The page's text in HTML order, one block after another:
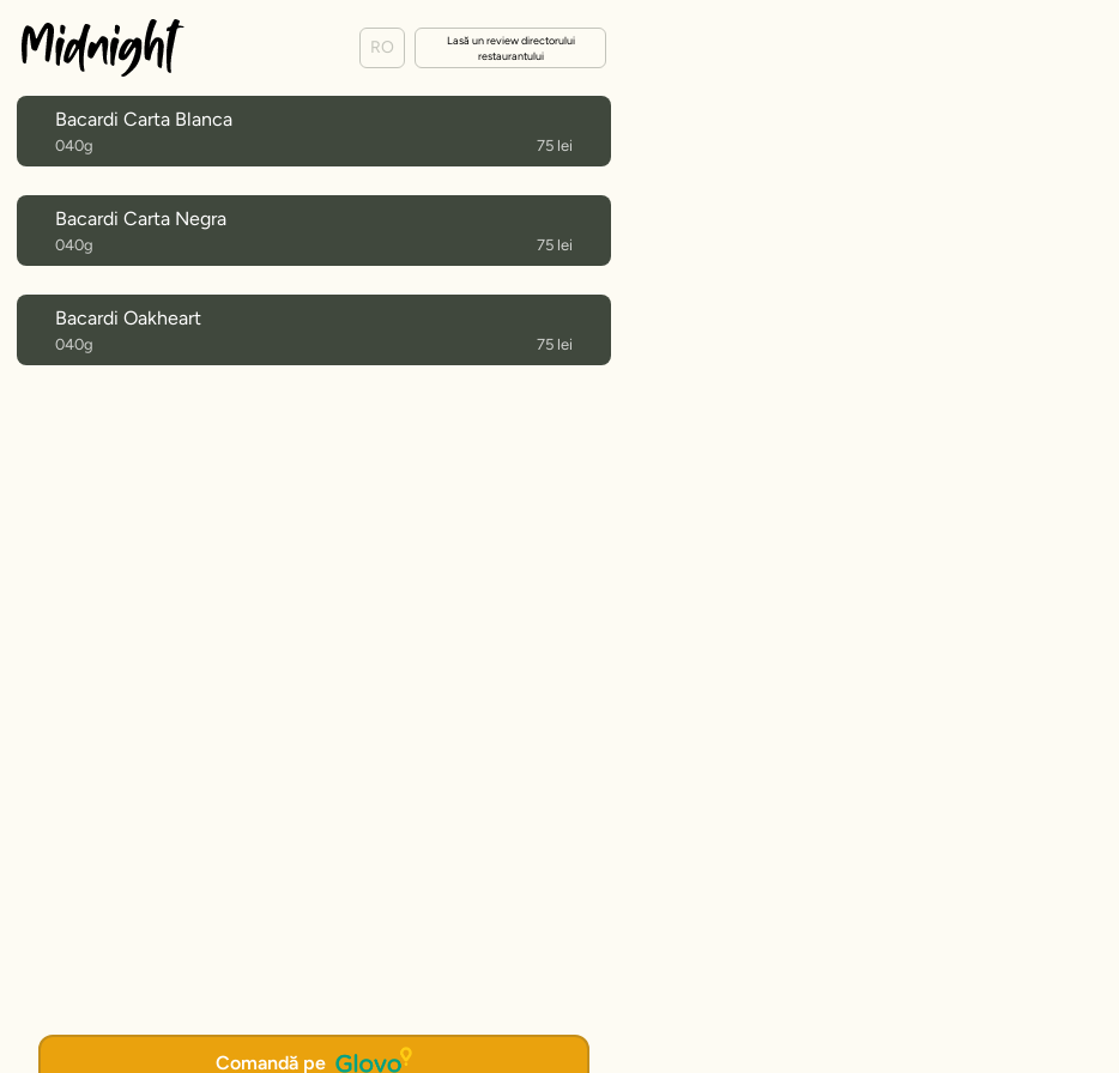
RO
Lasă un review directorului
restaurantului
Comandă pe
Bacardi Carta Blanca
040g 75 lei
Bacardi Carta Negra
040g 75 lei
Bacardi Oakheart
040g 75 lei